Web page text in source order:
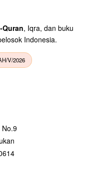
Quran, Iqra, dan buku
Indonesia.
V/2026
No.9